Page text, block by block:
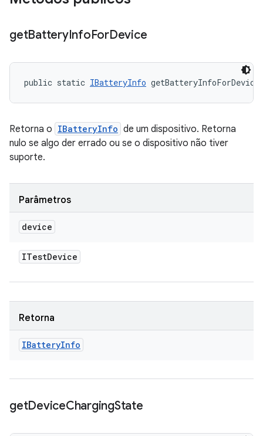
getBatteryInfoForDevice
public static IBatteryInfo
Retorna o IBatteryInfo de um dispositivo. Retorna
nulo se algo der errado ou se o dispositivo não tiver
suporte.
Parâmetros
device
ITestDevice
Retorna
IBatteryInfo
getDeviceChargingState